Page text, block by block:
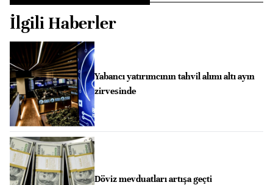
İlgili Haberler
Yabancı yatırımcının tahvil alımı altı ayın
zirvesinde
Döviz mevduatları artışa geçti